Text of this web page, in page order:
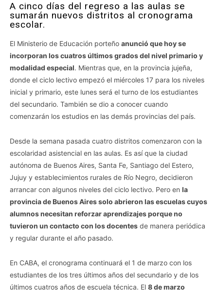
A cinco días del regreso a las aulas se
sumarán nuevos distritos al cronograma
escolar.
El Ministerio de Educación porteño anunció que hoy se
incorporan los cuatros últimos grados del nivel primario y
modalidad especial. Mientras que, en la provincia jujeña,
donde el ciclo lectivo empezó el miércoles 17 para los niveles
inicial y primario, este lunes será el turno de los estudiantes
del secundario. También se dio a conocer cuando
comenzarán los estudios en las demás provincias del país.
Desde la semana pasada cuatro distritos comenzaron con la
escolaridad asistencial en las aulas. Es así que la ciudad
autónoma de Buenos Aires, Santa Fe, Santiago del Estero,
Jujuy y establecimientos rurales de Río Negro, decidieron
arrancar con algunos niveles del ciclo lectivo. Pero en la
provincia de Buenos Aires solo abrieron las escuelas cuyos
alumnos necesitan reforzar aprendizajes porque no
tuvieron un contacto con los docentes de manera periódica
y regular durante el año pasado.
En CABA, el cronograma continuará el 1 de marzo con los
estudiantes de los tres últimos años del secundario y de los
últimos cuatros años de escuela técnica. El 8 de marzo